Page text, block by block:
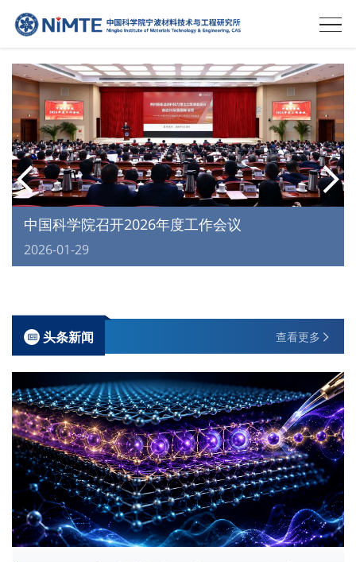
中国科学院召开2026年度工作会议
2026-01-29
头条新闻 查看更多